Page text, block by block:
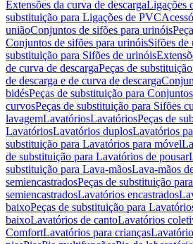
Extensões da curva de descargaLigações
substituição para Ligações de PVC
uniãoConjuntos de sifões para urinóis
Conjuntos de sifões para urinóisSifões de
substituição para Sifões de urinóis
de curva de descargaPeças de
de descarga e de curva de descarga
bidésPeças de substituição para
curvosPeças de substituição para Sifões
lavagemLavatóriosLavatóriosPeças de
LavatóriosLavatórios duplosLavatórios
substituição para Lavatórios para móvel
de substituição para Lavatórios de pousar
substituição para Lava-mãosLava-mãos
semiencastradosPeças de substituição
semiencastradosLavatórios encastrados
baixoPeças de substituição para
baixoLavatórios de cantoLavatórios
ComfortLavatórios para crianças